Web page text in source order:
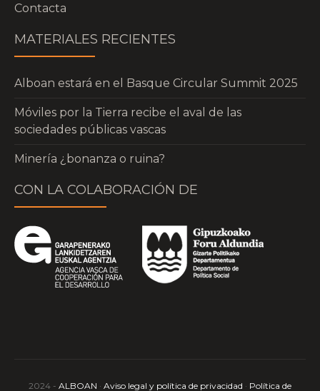
Contacta
MATERIALES RECIENTES
Alboan estará en el Basque Circular Summit 2025
Móviles por la Tierra recibe el aval de las
sociedades públicas vascas
Minería ¿bonanza o ruina?
CON LA COLABORACIÓN DE
2024 - ALBOAN · Aviso legal y política de privacidad · Política de